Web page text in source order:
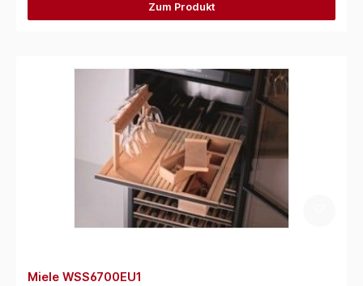
Zum Produkt
Miele WSS6700EU1